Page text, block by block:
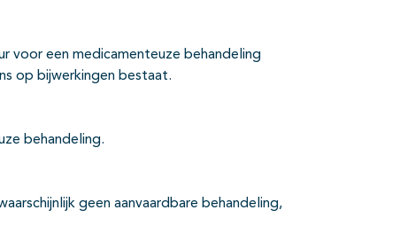
voor een medicamenteuze behandeling
op bijwerkingen bestaat.
behandeling.
geen aanvaardbare behandeling,